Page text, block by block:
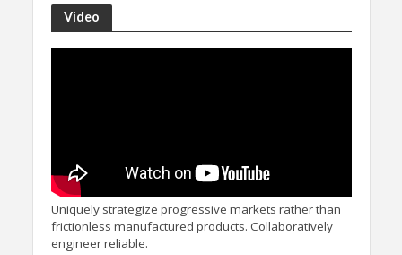
Video
Uniquely strategize progressive markets rather than
frictionless manufactured products. Collaboratively
engineer reliable.